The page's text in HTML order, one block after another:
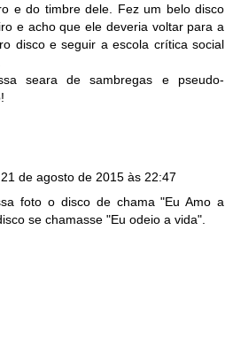
e do timbre dele. Fez um belo disco
e acho que ele deveria voltar para a
disco e seguir a escola crítica social
seara de sambregas e pseudo-
21 de agosto de 2015 às 22:47
foto o disco de chama "Eu Amo a
se chamasse "Eu odeio a vida".